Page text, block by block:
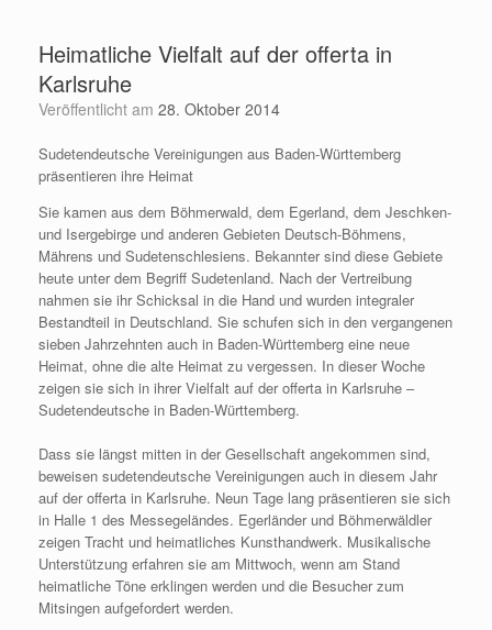
springenHeimatliche Vielfalt auf der offerta in
Karlsruhe
Veröffentlicht am 28. Oktober 2014
Sudetendeutsche Vereinigungen aus Baden-Württemberg
präsentieren ihre Heimat
Sie kamen aus dem Böhmerwald, dem Egerland, dem Jeschken-
und Isergebirge und anderen Gebieten Deutsch-Böhmens,
Mährens und Sudetenschlesiens. Bekannter sind diese Gebiete
heute unter dem Begriff Sudetenland. Nach der Vertreibung
nahmen sie ihr Schicksal in die Hand und wurden integraler
Bestandteil in Deutschland. Sie schufen sich in den vergangenen
sieben Jahrzehnten auch in Baden-Württemberg eine neue
Heimat, ohne die alte Heimat zu vergessen. In dieser Woche
zeigen sie sich in ihrer Vielfalt auf der offerta in Karlsruhe –
Sudetendeutsche in Baden-Württemberg.
Dass sie längst mitten in der Gesellschaft angekommen sind,
beweisen sudetendeutsche Vereinigungen auch in diesem Jahr
auf der offerta in Karlsruhe. Neun Tage lang präsentieren sie sich
in Halle 1 des Messegeländes. Egerländer und Böhmerwäldler
zeigen Tracht und heimatliches Kunsthandwerk. Musikalische
Unterstützung erfahren sie am Mittwoch, wenn am Stand
heimatliche Töne erklingen werden und die Besucher zum
Mitsingen aufgefordert werden.